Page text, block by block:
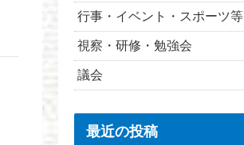
行事・イベント・スポーツ等
視察・研修・勉強会
議会
最近の投稿